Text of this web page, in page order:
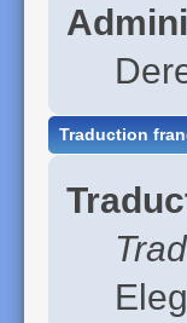
Traduction